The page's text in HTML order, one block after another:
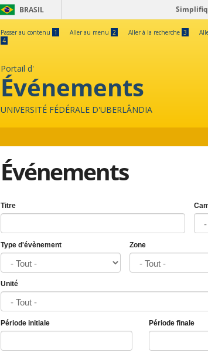
BRASIL
Passer au contenu 1 Aller au menu 2 Aller à la recherche 3
4
Portail d'
Événements
UNIVERSITÉ FÉDÉRALE D'UBERLÂNDIA
Événements
Titre
Type d'évènement Zone
Unité
Période initiale Période finale